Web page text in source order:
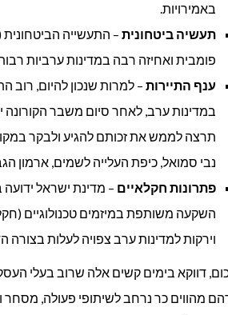
באמירויות.
תעשיה ביטחונית – התעשייה הביטחונית
פומבית ואחיזה רבה במדינות ערביות
ענף התיירות – למרות שנכון להיום, רוב
במדינות ערב, לאחר סיום משבר
תרצה לממש את זכותם להגיע ולבקר
נבי סמואל, כיפת העלייה לשמים, ארמון
פתרונות חקלאיים – מדינת ישראל
השקעה משותפת במיזמים טכנולוגיים
וירקות למדינות ערב צפויה לעלות בצורה
דווקא בימים קשים אלה שרוב בעלי
מהווים כר נרחב לשיתופי פעולה, מסחר